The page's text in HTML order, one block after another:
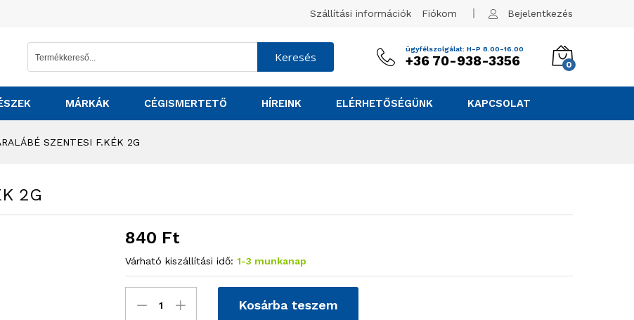
Szállítási információk Fiókom Bejelentkezés
Keresés
ügyfélszolgálat: H-P 8.00-16.00
+36 70-938-3356 0
MÁRKÁK CÉGISMERTETŐ HÍREINK ELÉRHETŐSÉGÜNK KAPCSOLAT
SZENTESI F.KÉK 2G
2G
840 Ft
Várható kiszállítási idő: 1-3 munkanap
Kosárba teszem